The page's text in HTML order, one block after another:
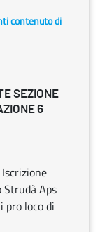
contenuto di
SEZIONE
6
Strudà Aps
pro loco di